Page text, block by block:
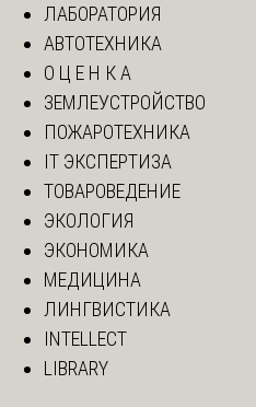
ЛАБОРАТОРИЯ
АВТОТЕХНИКА
О Ц Е Н К А
ЗЕМЛЕУСТРОЙСТВО
ПОЖАРОТЕХНИКА
IT ЭКСПЕРТИЗА
ТОВАРОВЕДЕНИЕ
ЭКОЛОГИЯ
ЭКОНОМИКА
МЕДИЦИНА
ЛИНГВИСТИКА
INTELLECT
LIBRARY